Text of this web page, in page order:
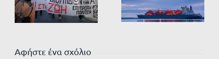
Αφήστε ένα σχόλιο